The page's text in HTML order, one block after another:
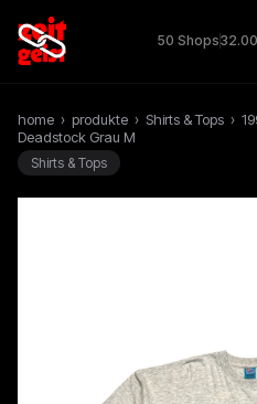
50 Shops
home › produkte › Shirts & Tops ›
Deadstock Grau M
Shirts & Tops